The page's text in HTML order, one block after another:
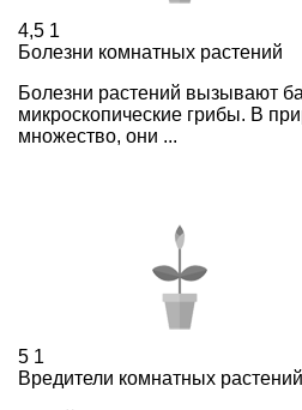
4,5 1
Болезни комнатных растений
Болезни растений вызывают
микроскопические грибы. В
множество, они ...
5 1
Вредители комнатных растений